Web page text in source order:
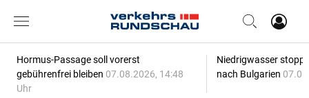
Hormus-Passage soll vorerst
gebührenfrei bleiben 07.08.2026, 14:48
Uhr
Niedrigwasser
nach Bulgarien